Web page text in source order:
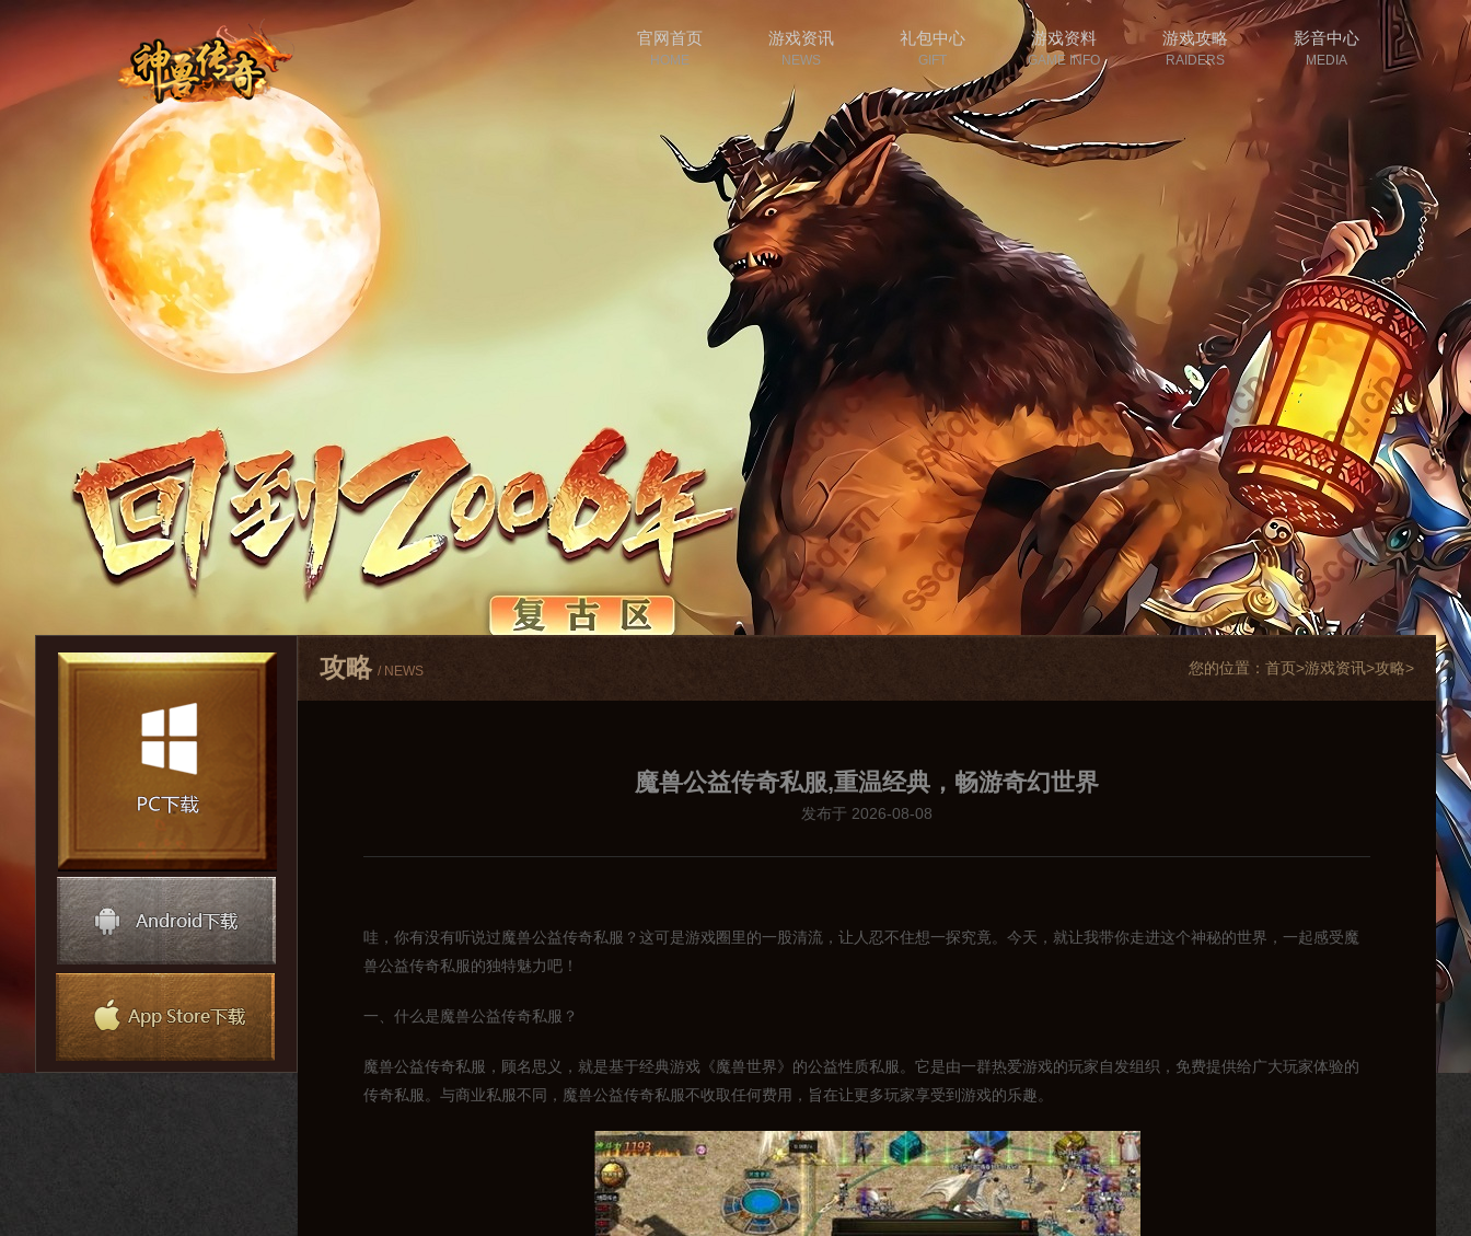
官网首页
HOME
游戏资讯
NEWS
礼包中心
GIFT
游戏资料
GAME INFO
游戏攻略
RAIDERS
影音中心
MEDIA
攻略 / NEWS 您的位置： 首页>游戏资讯>攻略>
魔兽公益传奇私服,重温经典，畅游奇幻世界
发布于 2026-08-08
哇，你有没有听说过魔兽公益传奇私服？这可是游戏圈里的一股清流，让人忍不住想一探究竟。今天，就让我带你走进这个神秘的世界，一起感受魔
兽公益传奇私服的独特魅力吧！
一、什么是魔兽公益传奇私服？
魔兽公益传奇私服，顾名思义，就是基于经典游戏《魔兽世界》的公益性质私服。它是由一群热爱游戏的玩家自发组织，免费提供给广大玩家体验的
传奇私服。与商业私服不同，魔兽公益传奇私服不收取任何费用，旨在让更多玩家享受到游戏的乐趣。